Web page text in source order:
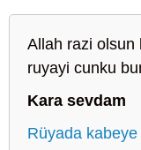
Allah razi olsun
ruyayi cunku
Kara sevdam
Rüyada